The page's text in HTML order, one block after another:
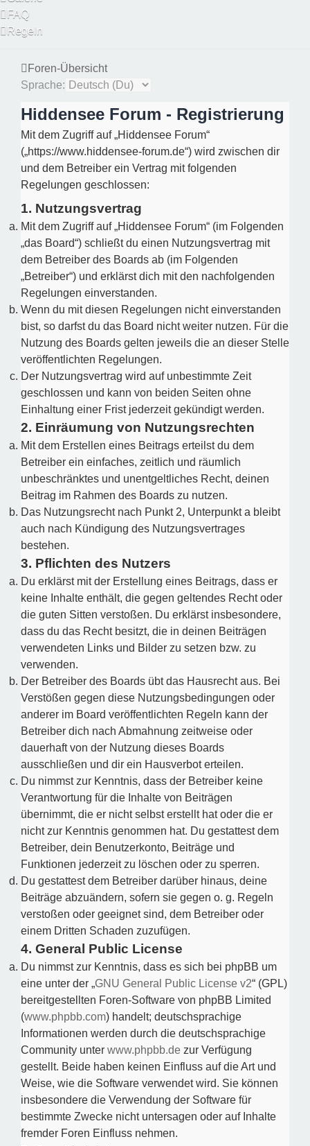
FAQ
Regeln
Foren-Übersicht
Sprache:
Hiddensee Forum - Registrierung
Mit dem Zugriff auf „Hiddensee Forum“
(„https://www.hiddensee-forum.de“) wird zwischen dir
und dem Betreiber ein Vertrag mit folgenden
Regelungen geschlossen:
1. Nutzungsvertrag
Mit dem Zugriff auf „Hiddensee Forum“ (im Folgenden
„das Board“) schließt du einen Nutzungsvertrag mit
dem Betreiber des Boards ab (im Folgenden
„Betreiber“) und erklärst dich mit den nachfolgenden
Regelungen einverstanden.
Wenn du mit diesen Regelungen nicht einverstanden
bist, so darfst du das Board nicht weiter nutzen. Für die
Nutzung des Boards gelten jeweils die an dieser Stelle
veröffentlichten Regelungen.
Der Nutzungsvertrag wird auf unbestimmte Zeit
geschlossen und kann von beiden Seiten ohne
Einhaltung einer Frist jederzeit gekündigt werden.
2. Einräumung von Nutzungsrechten
Mit dem Erstellen eines Beitrags erteilst du dem
Betreiber ein einfaches, zeitlich und räumlich
unbeschränktes und unentgeltliches Recht, deinen
Beitrag im Rahmen des Boards zu nutzen.
Das Nutzungsrecht nach Punkt 2, Unterpunkt a bleibt
auch nach Kündigung des Nutzungsvertrages
bestehen.
3. Pflichten des Nutzers
Du erklärst mit der Erstellung eines Beitrags, dass er
keine Inhalte enthält, die gegen geltendes Recht oder
die guten Sitten verstoßen. Du erklärst insbesondere,
dass du das Recht besitzt, die in deinen Beiträgen
verwendeten Links und Bilder zu setzen bzw. zu
verwenden.
Der Betreiber des Boards übt das Hausrecht aus. Bei
Verstößen gegen diese Nutzungsbedingungen oder
anderer im Board veröffentlichten Regeln kann der
Betreiber dich nach Abmahnung zeitweise oder
dauerhaft von der Nutzung dieses Boards
ausschließen und dir ein Hausverbot erteilen.
Du nimmst zur Kenntnis, dass der Betreiber keine
Verantwortung für die Inhalte von Beiträgen
übernimmt, die er nicht selbst erstellt hat oder die er
nicht zur Kenntnis genommen hat. Du gestattest dem
Betreiber, dein Benutzerkonto, Beiträge und
Funktionen jederzeit zu löschen oder zu sperren.
Du gestattest dem Betreiber darüber hinaus, deine
Beiträge abzuändern, sofern sie gegen o. g. Regeln
verstoßen oder geeignet sind, dem Betreiber oder
einem Dritten Schaden zuzufügen.
4. General Public License
Du nimmst zur Kenntnis, dass es sich bei phpBB um
eine unter der „GNU General Public License v2“ (GPL)
bereitgestellten Foren-Software von phpBB Limited
(www.phpbb.com) handelt; deutschsprachige
Informationen werden durch die deutschsprachige
Community unter www.phpbb.de zur Verfügung
gestellt. Beide haben keinen Einfluss auf die Art und
Weise, wie die Software verwendet wird. Sie können
insbesondere die Verwendung der Software für
bestimmte Zwecke nicht untersagen oder auf Inhalte
fremder Foren Einfluss nehmen.